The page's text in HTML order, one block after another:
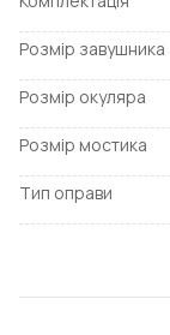
Розмір завушника
Розмір окуляра
Розмір мостика
Тип оправи